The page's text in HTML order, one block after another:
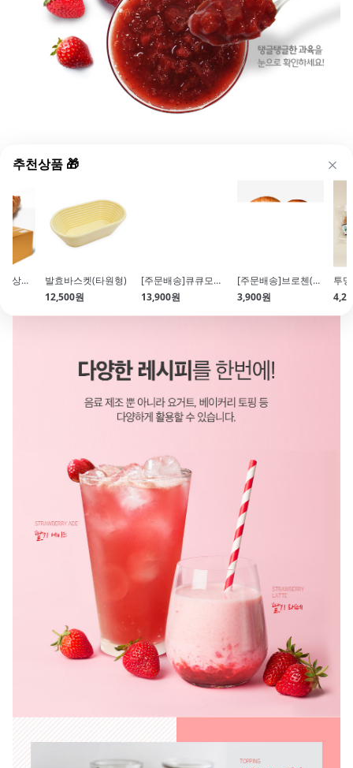
추천상품 🎁
[브리도]크로와상생지 (60g*70개입 냉동생지 크루아상 크로플)
발효바스켓(타원형)
12,500원
[주문배송]큐큐모찌 시트 브라운슈가 700g(모찌쿠키\/ 쫀득쿠키)
13,900원
[주문배송]브로첸(미니바게트)(50gx6입) 300g
3,900원